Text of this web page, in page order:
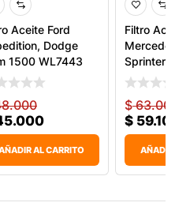
Aceite Ford
Dodge
1500 WL7443
AL CARRITO
Filtro
Sprinter
51226
$
$
AÑADIR